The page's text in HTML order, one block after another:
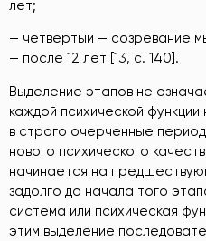
лет;
— четвертый — созревание
— после 12 лет [13, с. 140].
Выделение этапов не
каждой психической
в строго очерченные
нового психического
начинается на
задолго до начала того
система или психическая
этим выделение